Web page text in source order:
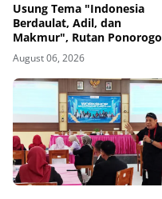
Usung Tema "Indonesia
Berdaulat, Adil, dan
Makmur", Rutan Ponorogo
Gelar Donor Darah
Kemanusiaan Sambut HUT
RI ke-81
August 06, 2026